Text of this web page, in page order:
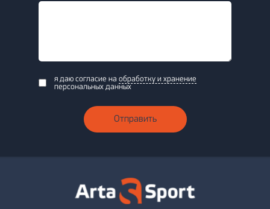
я даю согласие на обработку и хранение
персональных данных
Отправить